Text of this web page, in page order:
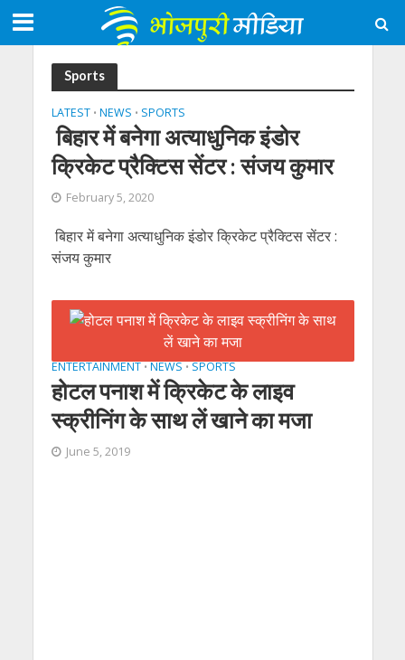
Sports
LATEST • NEWS • SPORTS
बिहार में बनेगा अत्याधुनिक इंडोर
क्रिकेट प्रैक्टिस सेंटर : संजय कुमार
February 5, 2020
बिहार में बनेगा अत्याधुनिक इंडोर क्रिकेट प्रैक्टिस सेंटर :
संजय कुमार
ENTERTAINMENT • NEWS • SPORTS
होटल पनाश में क्रिकेट के लाइव
स्क्रीनिंग के साथ लें खाने का मजा
June 5, 2019